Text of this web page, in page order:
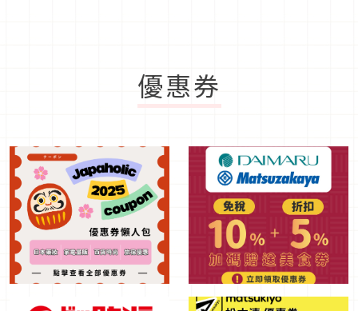
優惠券